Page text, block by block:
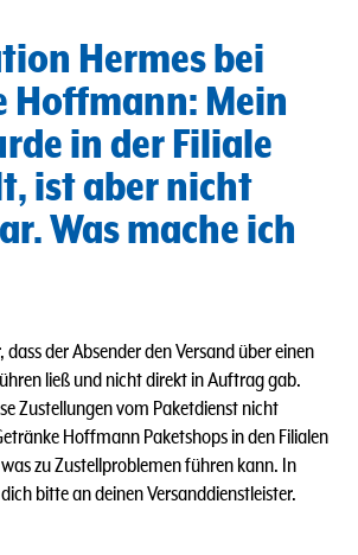
Hermes bei
Hoffmann: Mein
in der Filiale
ist aber nicht
Was mache ich
der Absender den Versand über einen
ließ und nicht direkt in Auftrag gab.
Zustellungen vom Paketdienst nicht
Hoffmann Paketshops in den Filialen
zu Zustellproblemen führen kann. In
bitte an deinen Versanddienstleister.